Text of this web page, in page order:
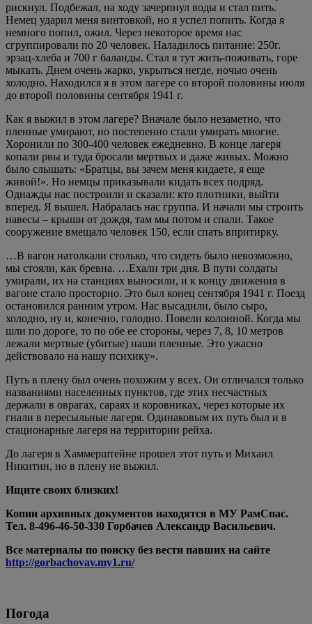
рискнул. Подбежал, на ходу зачерпнул воды и стал пить.
Немец ударил меня винтовкой, но я успел попить. Когда я
немного попил, ожил. Через некоторое время нас
сгруппировали по 20 человек. Наладилось питание: 250г.
эрзац-хлеба и 700 г баланды. Стал я тут жить-поживать, горе
мыкать. Днем очень жарко, укрыться негде, ночью очень
холодно. Находился я в этом лагере со второй половины июля
до второй половины сентября 1941 г.
Как я выжил в этом лагере? Вначале было незаметно, что
пленные умирают, но постепенно стали умирать многие.
Хоронили по 300-400 человек ежедневно. В конце лагеря
копали рвы и туда бросали мертвых и даже живых. Можно
было слышать: «Братцы, вы зачем меня кидаете, я еще
живой!». Но немцы приказывали кидать всех подряд.
Однажды нас построили и сказали: кто плотники, выйти
вперед. Я вышел. Набралась нас группа. И начали мы строить
навесы – крыши от дождя, там мы потом и спали. Такое
сооружение вмещало человек 150, если спать впритирку.
…В вагон натолкали столько, что сидеть было невозможно,
мы стояли, как бревна. …Ехали три дня. В пути солдаты
умирали, их на станциях выносили, и к концу движения в
вагоне стало просторно. Это был конец сентября 1941 г. Поезд
остановился ранним утром. Нас высадили, было сыро,
холодно, ну и, конечно, голодно. Повели колонной. Когда мы
шли по дороге, то по обе ее стороны, через 7, 8, 10 метров
лежали мертвые (убитые) наши пленные. Это ужасно
действовало на нашу психику».
Путь в плену был очень похожим у всех. Он отличался только
названиями населенных пунктов, где этих несчастных
держали в оврагах, сараях и коровниках, через которые их
гнали в пересыльные лагеря. Одинаковым их путь был и в
стационарные лагеря на территории рейха.
До лагеря в Хаммерштейне прошел этот путь и Михаил
Никитин, но в плену не выжил.
Ищите своих близких!
Копии архивных документов находятся в МУ РамСпас.
Тел. 8-496-46-50-330 Горбачев Александр Васильевич.
Все материалы по поиску без вести павших на сайте
http://gorbachovav.my1.ru/
Погода